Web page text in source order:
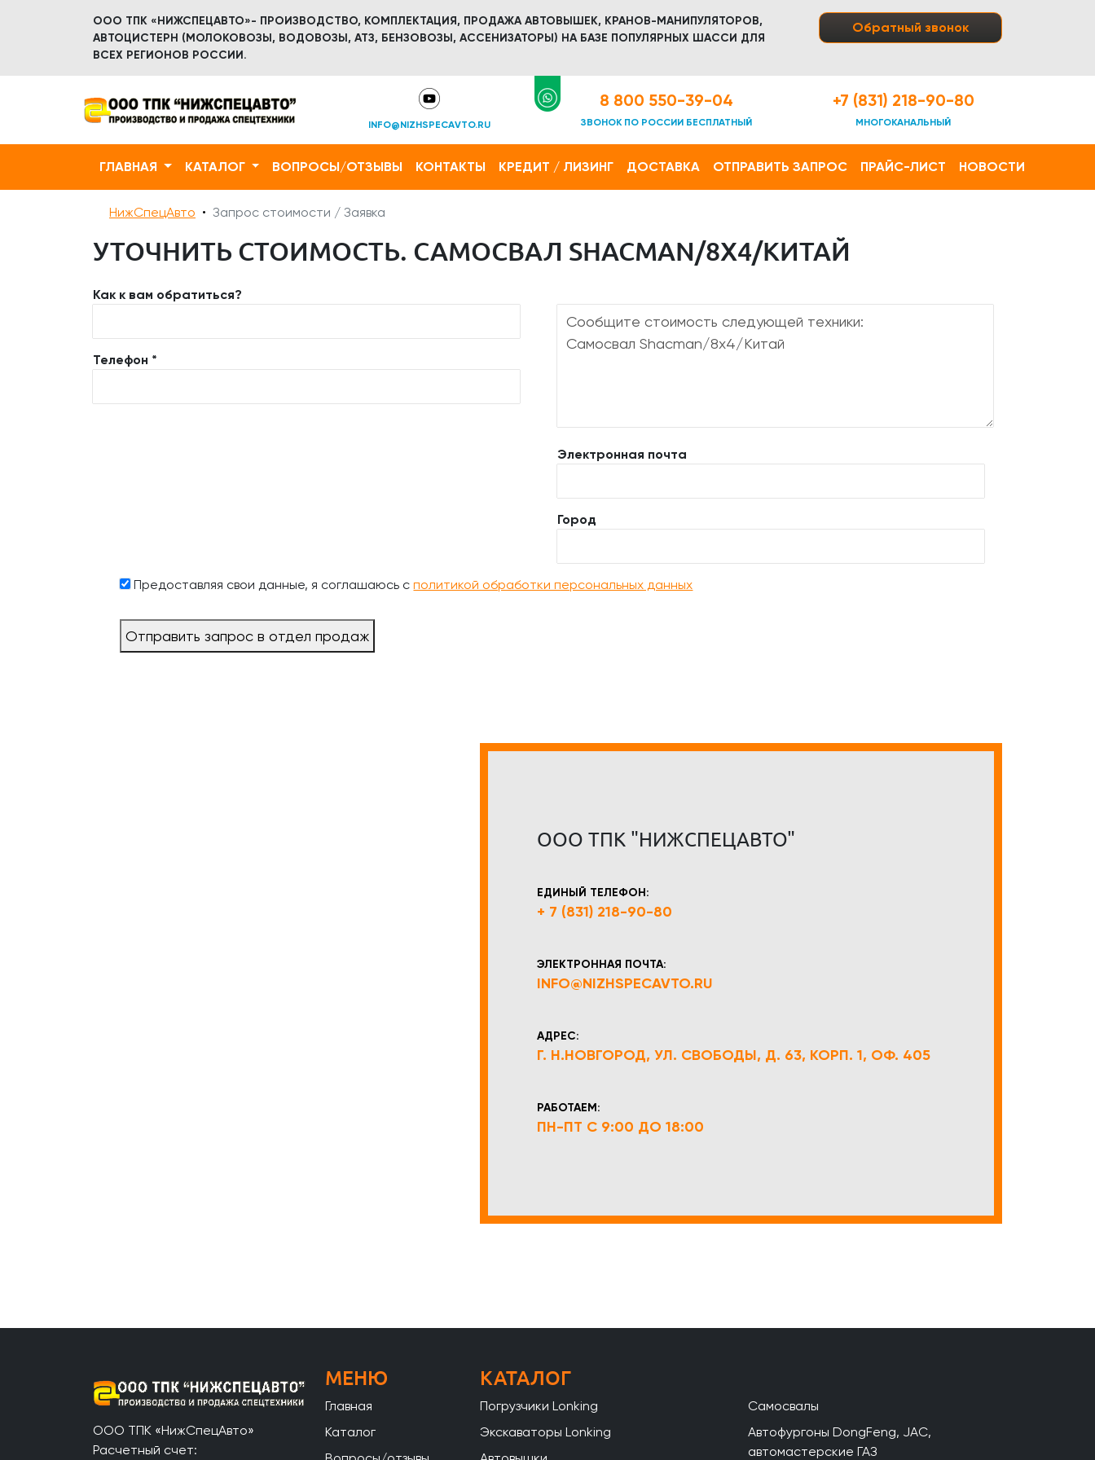
ООО ТПК «НИЖСПЕЦАВТО»- ПРОИЗВОДСТВО, КОМПЛЕКТАЦИЯ, ПРОДАЖА АВТОВЫШЕК, КРАНОВ-МАНИПУЛЯТОРОВ,
АВТОЦИСТЕРН (МОЛОКОВОЗЫ, ВОДОВОЗЫ, АТЗ, БЕНЗОВОЗЫ, АССЕНИЗАТОРЫ) НА БАЗЕ ПОПУЛЯРНЫХ ШАССИ ДЛЯ
ВСЕХ РЕГИОНОВ РОССИИ.
Обратный звонок
INFO@NIZHSPECAVTO.RU
8 800 550-39-04
ЗВОНОК ПО РОССИИ БЕСПЛАТНЫЙ
+7 (831) 218-90-80
МНОГОКАНАЛЬНЫЙ
ГЛАВНАЯ КАТАЛОГ ВОПРОСЫ/ОТЗЫВЫ КОНТАКТЫ КРЕДИТ / ЛИЗИНГ ДОСТАВКА ОТПРАВИТЬ ЗАПРОС ПРАЙС-ЛИСТ НОВОСТИ
НижСпецАвто Запрос стоимости / Заявка
УТОЧНИТЬ СТОИМОСТЬ. САМОСВАЛ SHACMAN/8Х4/КИТАЙ
Как к вам обратиться?
Телефон *
Электронная почта
Город
Предоставляя свои данные, я соглашаюсь сполитикой обработки персональных данных
Отправить запрос в отдел продаж
ООО ТПК "НИЖСПЕЦАВТО"
ЕДИНЫЙ ТЕЛЕФОН:
+ 7 (831) 218-90-80
ЭЛЕКТРОННАЯ ПОЧТА:
INFO@NIZHSPECAVTO.RU
АДРЕС:
Г. Н.НОВГОРОД, УЛ. СВОБОДЫ, Д. 63, КОРП. 1, ОФ. 405
РАБОТАЕМ:
ПН-ПТ С 9:00 ДО 18:00
ООО ТПК «НижСпецАвто»
Расчетный счет:
МЕНЮ
Главная
Каталог
КАТАЛОГ
Погрузчики Lonking
Экскаваторы Lonking
Самосвалы
Автофургоны DongFeng, JAC,
автомастерские ГАЗ